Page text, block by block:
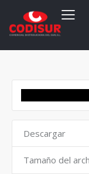
Descargar
Tamaño del